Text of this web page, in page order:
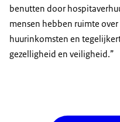
benutten door
mensen hebben ruimte
huurinkomsten en
gezelligheid en veiligheid.”